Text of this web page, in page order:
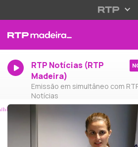
RTP Notícias (RTP
Madeira)
Emissão em simultâneo com
Notícias